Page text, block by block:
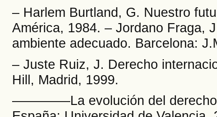
– Harlem Burtland, G. Nuestro
América, 1984. – Jordano Fraga,
ambiente adecuado. Barcelona:
– Juste Ruiz, J. Derecho
Hill, Madrid, 1999.
––––––––La evolución del